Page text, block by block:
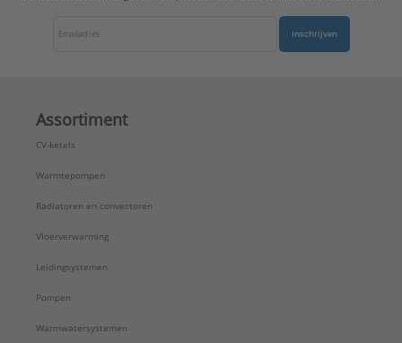
Inschrijven
Assortiment
CV-ketels
Warmtepompen
Radiatoren en convectoren
Vloerverwarming
Leidingsystemen
Pompen
Warmwatersystemen